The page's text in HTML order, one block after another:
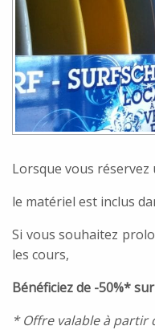
Lorsque vous réservez
le matériel est inclus
Si vous souhaitez
les cours,
Bénéficiez de -50%*
* Offre valable à partir